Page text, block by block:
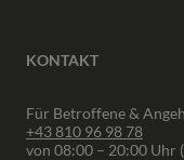
KONTAKT
Für Betroffene &
+43 810 96 98 78
von 08:00 – 20:00 Uhr